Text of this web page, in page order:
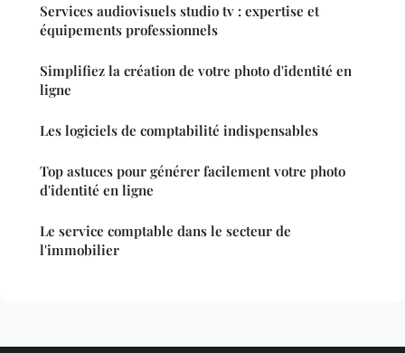
Services audiovisuels studio tv : expertise et
équipements professionnels
Simplifiez la création de votre photo d'identité en
ligne
Les logiciels de comptabilité indispensables
Top astuces pour générer facilement votre photo
d'identité en ligne
Le service comptable dans le secteur de
l'immobilier